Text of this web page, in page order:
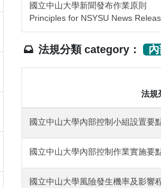
國立中山大學新聞發布作業原則
Principles for NSYSU News
法規分類 category：
法規
國立中山大學內部控制小組設置要
國立中山大學內部控制作業實施要
國立中山大學風險發生機率及影響